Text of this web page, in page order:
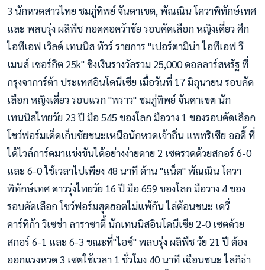
3 นักหวดสาวไทย ชมภู่ทิพย์ จันดาเขต, พัณณิน โควาพิทักษ์เทศ
และ พลบรุ่ง ผลิพืช กอดคอคว้าชัย รอบคัดเลือก หญิงเดี่ยว ศึก
ไอทีเอฟ เวิลด์ เทนนิส ทัวร์ รายการ "เปอร์ตามิน่า ไอทีเอฟ วี
เมนส์ เซอร์กิต 25k" ชิงเงินรางวัลรวม 25,000 ดอลลาร์สหรัฐ ที่
กรุงจาการ์ต้า ประเทศอินโดนีเซีย เมื่อวันที่ 17 มิถุนายน รอบคัด
เลือก หญิงเดี่ยว รอบแรก "พราว" ชมภู่ทิพย์ จันดาเขต นัก
เทนนิสไทยวัย 23 ปี มือ 545 ของโลก มือวาง 1 ของรอบคัดเลือก
โชว์ฟอร์มเด็ดเก็บชัยชนะเหนือนักหวดเจ้าถิ่น แพทริเซีย ออดี้ ที่
ได้ไวล์การ์ดมาแข่งขันได้อย่างง่ายดาย 2 เซตรวดด้วยสกอร์ 6-0
และ 6-0 ใช้เวลาไปเพียง 48 นาที ด้าน "แน็ต" พัณณิน โควา
พิทักษ์เทศ ดาวรุ่งไทยวัย 16 ปี มือ 659 ของโลก มือวาง 4 ของ
รอบคัดเลือก โชว์ฟอร์มสุดฮอตไม่แพ้กัน ไล่ต้อนชนะ เดวี่
คาร์ทิก้า วิเซช่า ลาราซาตี้ นักเทนนิสอินโดนีเซีย 2-0 เซตด้วย
สกอร์ 6-1 และ 6-3 ขณะที่"ไอซ์" พลบรุ่ง ผลิพืช วัย 21 ปี ต้อง
ออกแรงหวด 3 เซตใช้เวลา 1 ชั่วโมง 40 นาที เฉือนชนะ ไลกิธ่า